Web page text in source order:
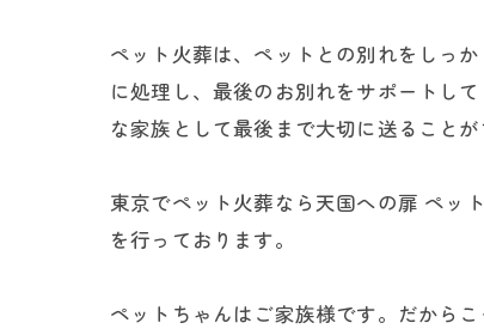
ペット火葬は、ペットとの別れをしっ
に処理し、最後のお別れをサポートし
な家族として最後まで大切に送ることが
東京でペット火葬なら天国への扉 ペッ
を行っております。
ペットちゃんはご家族様です。だから